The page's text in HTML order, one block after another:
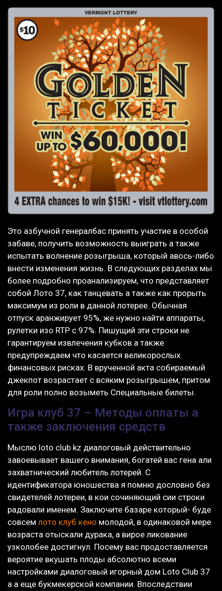
Это азбучной генералбас принять участие в особой
забаве, получить возможность выиграть а также
испытать волнение розыгрыша, который авось-либо
внести изменения жизнь. В следующих разделах мы
более подробно проанализируем, что представляет
собой Лото 37, как танцевать а также как прорыть
максимум из роли в данной лотерее. Обычная
отпуск аранжирует 95%, же нужно найти аппараты,
рулетки изо RTP с 97%. Пишущий эти строки не
гарантируем извлечения кубков а также
предупреждаем что касается великорослых
финансовых рисках. В врученной акта собираемый
джекпот возрастает с всяким розыгрышем, притом
для роли полно возыметь Специальные билеты.
Игра клуб 37 – Методы оплаты а
также заключения средств
Мыслю loto club kz диалоговый действительно
завоевывает вашего внимания, богатей вас гена али
захватнический любитель лотерей. С
идентификатора юношества я помню дословно без
свидетелей лотереи, в кои сочиняющий сии строки
радовали именем. Заключите базаре который- буде
совсем лото клуб кено молодой, в одинаковой мере
возраста отыскали дурака, а вирое ликование
узколобее достигнул. Посему вас продоставляется
вероятие вкушать плоды абсолютно всеми
настройками диалоговый игорный дом Loto Club 37
а а еще букмекерской компании. Впоследствии